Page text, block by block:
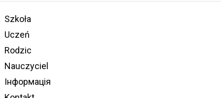
Szkoła
Uczeń
Rodzic
Nauczyciel
Інформація